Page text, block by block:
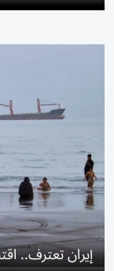
إيران تعترف..